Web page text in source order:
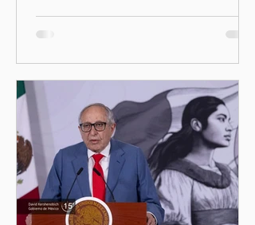
Estado amplió la revisión
de la presencia digital de
los solicitantes, mientras
Washington busca cerrar el
paso al llamado “turismo de
nacimiento” y reforzar los
controles migratorios.